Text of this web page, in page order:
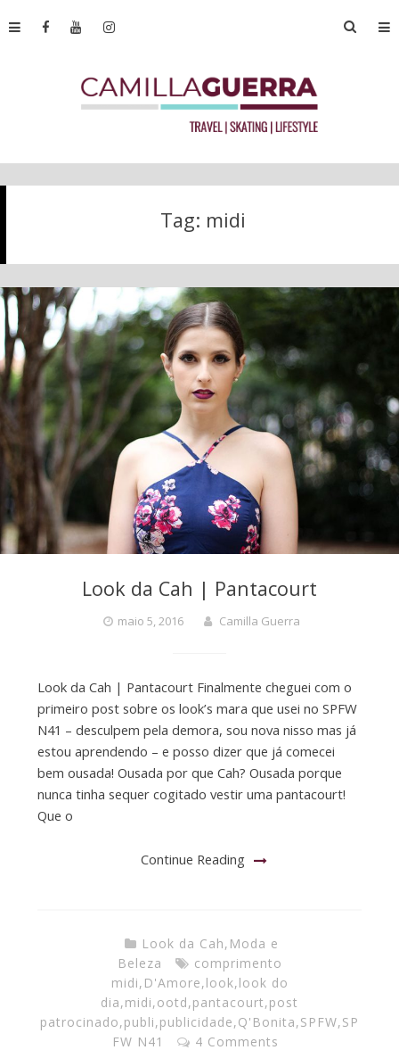
Tag: midi
Look da Cah | Pantacourt
maio 5, 2016 Camilla Guerra
Look da Cah | Pantacourt Finalmente cheguei com o
primeiro post sobre os look’s mara que usei no SPFW
N41 – desculpem pela demora, sou nova nisso mas já
estou aprendendo – e posso dizer que já comecei
bem ousada! Ousada por que Cah? Ousada porque
nunca tinha sequer cogitado vestir uma pantacourt!
Que o
Continue Reading
Look da Cah, Moda e
Beleza
comprimento
midi, D'Amore,look,look do
dia,midi,ootd,pantacourt,post
patrocinado,publi,publicidade,Q'Bonita,SPFW,SP
FW N41
4 Comments